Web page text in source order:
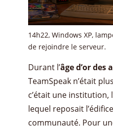
14h22, Windows XP,
de rejoindre le serveur.
Durant l’âge d’or des
TeamSpeak n’était
c’était une
lequel reposait
communauté. Pour